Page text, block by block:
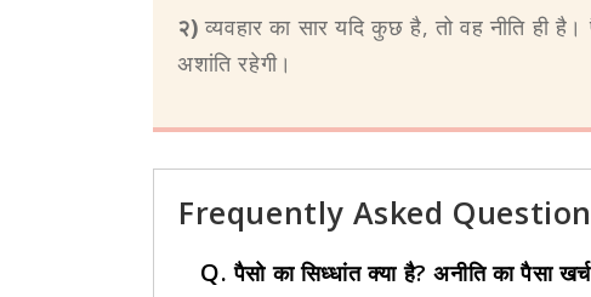
२) व्यवहार का सार यदि कुछ है, तो वह नीति ही है।
अशांति रहेगी।
Frequently Asked
Q.पैसो का सिध्धांत क्या है? अनीति का पैसा